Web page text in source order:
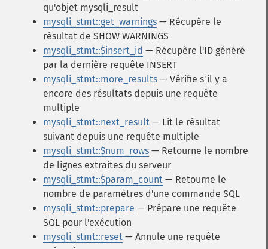
qu'objet mysqli_result
mysqli_stmt::get_warnings — Récupère le
résultat de SHOW WARNINGS
mysqli_stmt::$insert_id — Récupère l'ID généré
par la dernière requête INSERT
mysqli_stmt::more_results — Vérifie s'il y a
encore des résultats depuis une requête
multiple
mysqli_stmt::next_result — Lit le résultat
suivant depuis une requête multiple
mysqli_stmt::$num_rows — Retourne le nombre
de lignes extraites du serveur
mysqli_stmt::$param_count — Retourne le
nombre de paramètres d'une commande SQL
mysqli_stmt::prepare — Prépare une requête
SQL pour l'exécution
mysqli_stmt::reset — Annule une requête